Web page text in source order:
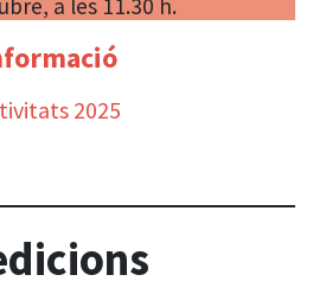
a les 11.30 h.
2025